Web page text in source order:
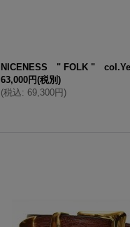
NICENESS " FOLK "
63,000円(税別)
(税込: 69,300円)